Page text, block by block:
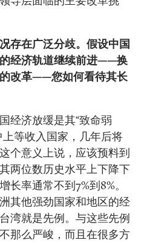
存在广泛分歧。假设中国
经济轨道继续前进——换
改革——您如何看待其长
经济放缓是其“致命弱
等收入国家，几年后将
个意义上说，应该预料到
两位数历史水平上下降下
长率通常不到7%到8%。
其他强劲国家和地区的经
湾就是先例。与这些先例
那么严峻，而且在很多方